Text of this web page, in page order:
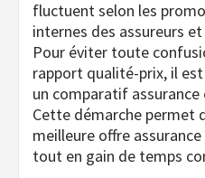
fluctuent selon les
internes des assureurs
Pour éviter toute
rapport qualité-prix, il
un comparatif
Cette démarche permet
meilleure offre
tout en gain de temps